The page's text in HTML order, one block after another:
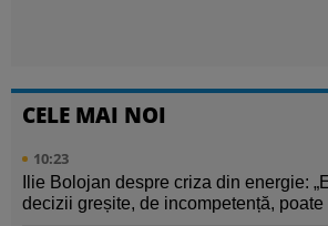
CELE MAI NOI
10:23
Ilie Bolojan despre criza din energie:
decizii greșite, de incompetență, poate